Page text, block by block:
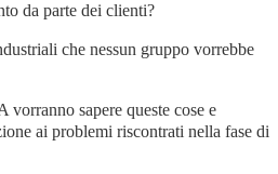
da parte dei clienti?
che nessun gruppo vorrebbe
sapere queste cose e
ai problemi riscontrati nella fase di